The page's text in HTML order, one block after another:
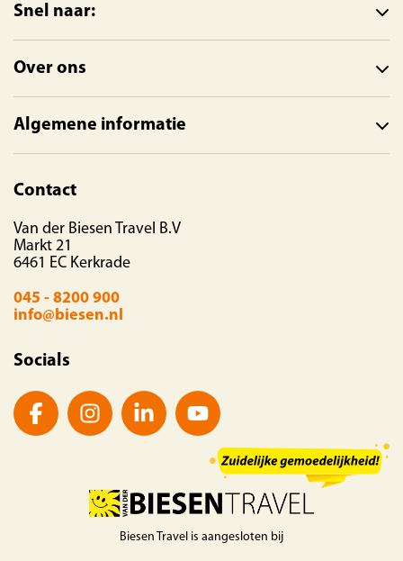
Snel naar:
Over ons
Algemene informatie
Contact
Van der Biesen Travel B.V
Markt 21
6461 EC Kerkrade
045 - 8200 900
info@biesen.nl
Socials
Biesen Travel is aangesloten bij